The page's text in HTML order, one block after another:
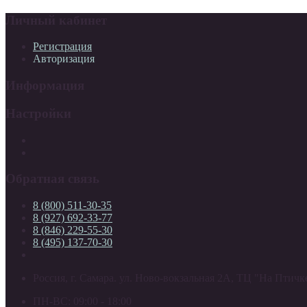
Регистрация
Авторизация
8 (800) 511-30-35
8 (927) 692-33-77
8 (846) 229-55-30
8 (495) 137-70-30